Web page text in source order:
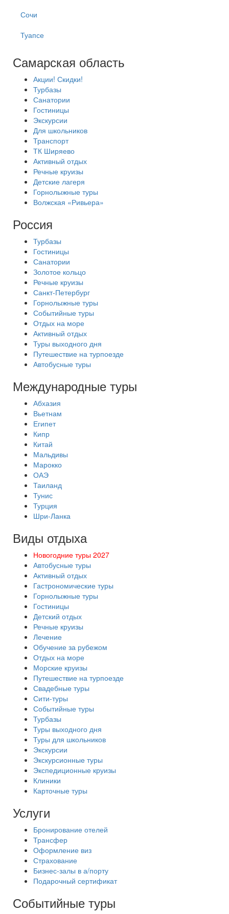
Сочи
Туапсе
Самарская область
Акции! Скидки!
Турбазы
Санатории
Гостиницы
Экскурсии
Для школьников
Транспорт
ТК Ширяево
Активный отдых
Речные круизы
Детские лагеря
Горнолыжные туры
Волжская «Ривьера»
Россия
Турбазы
Гостиницы
Санатории
Золотое кольцо
Речные круизы
Санкт-Петербург
Горнолыжные туры
Событийные туры
Отдых на море
Активный отдых
Туры выходного дня
Путешествие на турпоезде
Автобусные туры
Международные туры
Абхазия
Вьетнам
Египет
Кипр
Китай
Мальдивы
Марокко
ОАЭ
Таиланд
Тунис
Турция
Шри-Ланка
Виды отдыха
Новогодние туры 2027
Автобусные туры
Активный отдых
Гастрономические туры
Горнолыжные туры
Гостиницы
Детский отдых
Речные круизы
Лечение
Обучение за рубежом
Отдых на море
Морские круизы
Путешествие на турпоезде
Свадебные туры
Сити-туры
Событийные туры
Турбазы
Туры выходного дня
Туры для школьников
Экскурсии
Экскурсионные туры
Экспедиционные круизы
Клиники
Карточные туры
Услуги
Бронирование отелей
Трансфер
Оформление виз
Страхование
Бизнес-залы в а/порту
Подарочный сертификат
Событийные туры